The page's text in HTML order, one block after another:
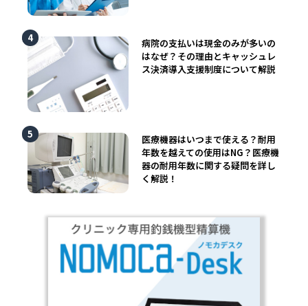
病院の支払いは現金のみが多いの
はなぜ？その理由とキャッシュレ
ス決済導入支援制度について解説
医療機器はいつまで使える？耐用
年数を越えての使用はNG？医療機
器の耐用年数に関する疑問を詳し
く解説！